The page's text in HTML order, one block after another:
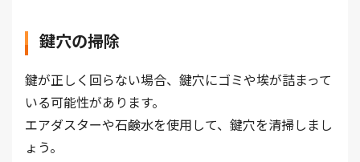
鍵穴の掃除
鍵が正しく回らない場合、鍵穴にゴミや埃が詰まって
いる可能性があります。
エアダスターや石鹸水を使用して、鍵穴を清掃しまし
ょう。